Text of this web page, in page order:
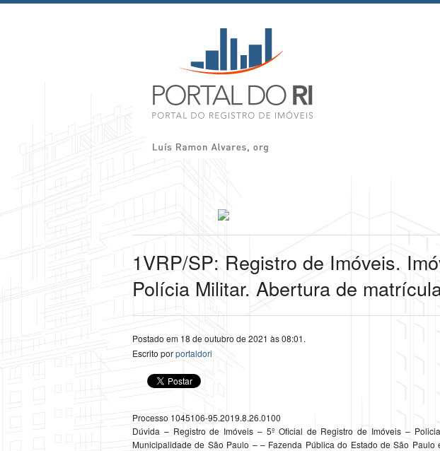
1VRP/SP: Registro de Imóveis.
Polícia Militar. Abertura de
Postado em 18 de outubro de 2021 às 08:01.
Escrito porportaldori
Processo 1045106-95.2019.8.26.0100
Dúvida – Registro de Imóveis – 5º Oficial de Registro de Imóveis –
Municipalidade de São Paulo – – Fazenda Pública do Estado de São Paulo